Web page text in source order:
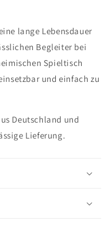
lange Lebensdauer
Begleiter bei
Spieltisch
und einfach zu
Deutschland und
Lieferung.